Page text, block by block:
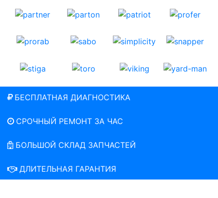
БЕСПЛАТНАЯ ДИАГНОСТИКА
СРОЧНЫЙ РЕМОНТ ЗА ЧАС
БОЛЬШОЙ СКЛАД ЗАПЧАСТЕЙ
ДЛИТЕЛЬНАЯ ГАРАНТИЯ